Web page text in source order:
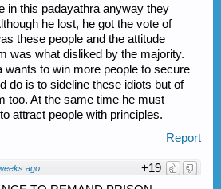
in this padayathra anyway they
he lost, he got the vote of
these people and the attitude
was what disliked by the majority.
wants to win more people to secure
do is to sideline these idiots but of
too. At the same time he must
attract people with principles.
Report
+19
ago